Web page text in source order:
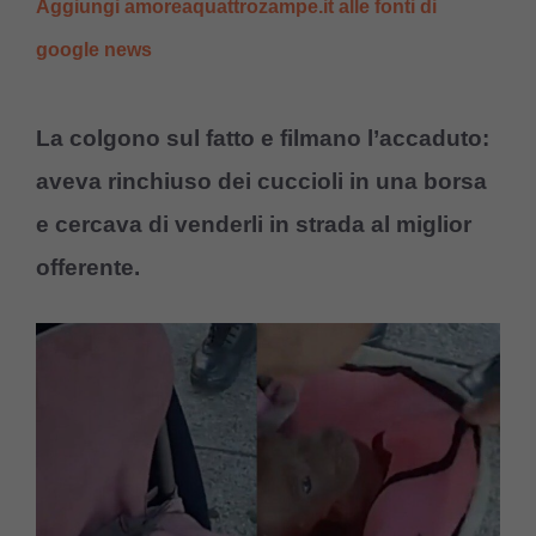
Aggiungi amoreaquattrozampe.it alle fonti di
google news
La colgono sul fatto e filmano l’accaduto:
aveva rinchiuso dei cuccioli in una borsa
e cercava di venderli in strada al miglior
offerente.